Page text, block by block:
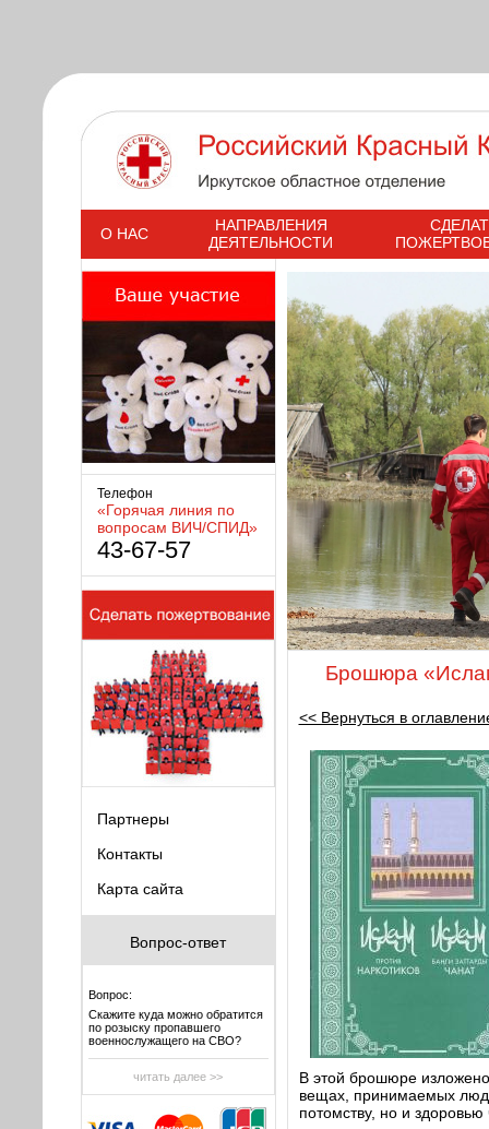
s
О НАС
НАПРАВЛЕНИЯ
ДЕЯТЕЛЬНОСТИ
Телефон
«Горячая линия по
вопросам ВИЧ/СПИД»
43-67-57
Партнеры
Контакты
Карта сайта
Вопрос-ответ
Вопрос:
Скажите куда можно обратится
по розыску пропавшего
военнослужащего на СВО?
читать далее >>
Брошюра
<< Вернуться в
В этой брошюре
вещах, принимаемых
потомству, но и здоровью